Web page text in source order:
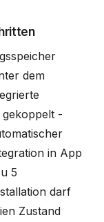
dem
-
in App
5
darf
Zustand